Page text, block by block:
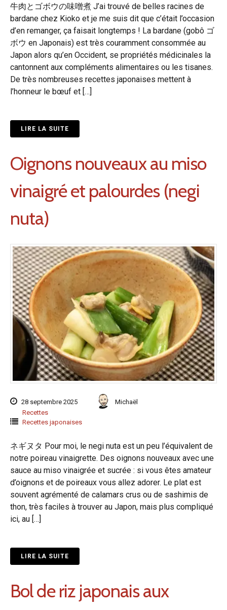
牛肉とゴボウの味噌煮 J’ai trouvé de belles racines de
bardane chez Kioko et je me suis dit que c’était l’occasion
d’en remanger, ça faisait longtemps ! La bardane (gobô ゴ
ボウ en Japonais) est très couramment consommée au
Japon alors qu’en Occident, se propriétés médicinales la
cantonnent aux compléments alimentaires ou les tisanes.
De très nombreuses recettes japonaises mettent à
l’honneur le bœuf et […]
LIRE LA SUITE
Oignons nouveaux au miso
vinaigré et palourdes (negi
nuta)
28 septembre 2025
Michaël
Recettes
Recettes japonaises
ネギヌタ Pour moi, le negi nuta est un peu l’équivalent de
notre poireau vinaigrette. Des oignons nouveaux avec une
sauce au miso vinaigrée et sucrée : si vous êtes amateur
d’oignons et de poireaux vous allez adorer. Le plat est
souvent agrémenté de calamars crus ou de sashimis de
thon, très faciles à trouver au Japon, mais plus compliqué
ici, au […]
LIRE LA SUITE
Bol de riz japonais aux